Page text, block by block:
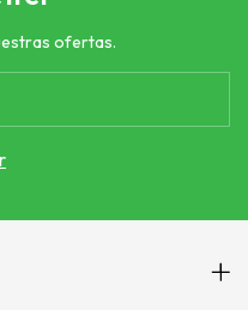
ofertas.